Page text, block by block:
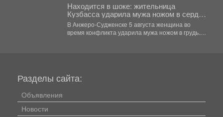
Находится в шоке: жительница
Кузбасса ударила мужа ножом в сердце
- подробности
В Анжеро-Судженске 5 августа женщина во
время конфликта ударила мужа ножом в грудь.
Разделы сайта:
Объявления
Новости